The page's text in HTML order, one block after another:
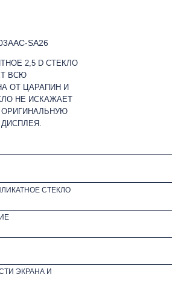
СТЕКЛО
2,5 D СТЕКЛО
ВСЮ
ОТ ЦАРАПИН И
НЕ ИСКАЖАЕТ
ОРИГИНАЛЬНУЮ
SA26
ЭКРАНА И